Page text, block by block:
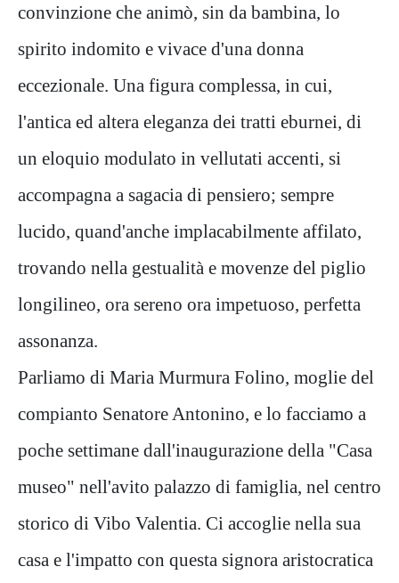
convinzione che animò, sin da bambina, lo
spirito indomito e vivace d'una donna
eccezionale. Una figura complessa, in cui,
l'antica ed altera eleganza dei tratti eburnei, di
un eloquio modulato in vellutati accenti, si
accompagna a sagacia di pensiero; sempre
lucido, quand'anche implacabilmente affilato,
trovando nella gestualità e movenze del piglio
longilineo, ora sereno ora impetuoso, perfetta
assonanza.
Parliamo di Maria Murmura Folino, moglie del
compianto Senatore Antonino, e lo facciamo a
poche settimane dall'inaugurazione della "Casa
museo" nell'avito palazzo di famiglia, nel centro
storico di Vibo Valentia. Ci accoglie nella sua
casa e l'impatto con questa signora aristocratica